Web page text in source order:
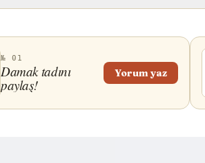
№ 01
Damak tadını
paylaş!
Yorum yaz